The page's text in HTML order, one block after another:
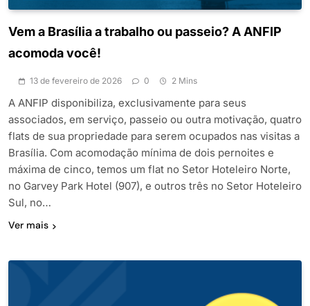
Vem a Brasília a trabalho ou passeio? A ANFIP
acomoda você!
13 de fevereiro de 2026 0 2 Mins
A ANFIP disponibiliza, exclusivamente para seus
associados, em serviço, passeio ou outra motivação, quatro
flats de sua propriedade para serem ocupados nas visitas a
Brasília. Com acomodação mínima de dois pernoites e
máxima de cinco, temos um flat no Setor Hoteleiro Norte,
no Garvey Park Hotel (907), e outros três no Setor Hoteleiro
Sul, no…
Ver mais